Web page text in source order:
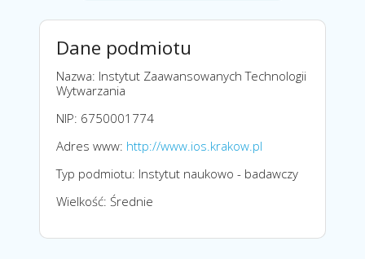
Dane podmiotu
Nazwa: Instytut Zaawansowanych Technologii
Wytwarzania
NIP: 6750001774
Adres www: http://www.ios.krakow.pl
Typ podmiotu: Instytut naukowo - badawczy
Wielkość: Średnie